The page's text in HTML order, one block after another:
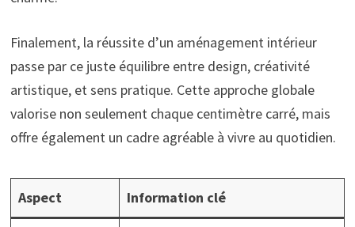
Finalement, la réussite d’un aménagement intérieur
passe par ce juste équilibre entre design, créativité
artistique, et sens pratique. Cette approche globale
valorise non seulement chaque centimètre carré, mais
offre également un cadre agréable à vivre au quotidien.
Aspect Information clé